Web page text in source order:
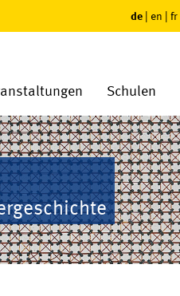
de | en | fr
Schulen